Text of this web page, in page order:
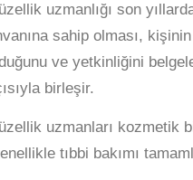
uzmanlığı son
sahip olması,
ve yetkinliğini
birleşir.
uzmanları kozmetik
tıbbi bakımı